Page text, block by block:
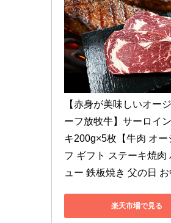
【赤身が美味しいオー
ーフ放牧牛】サーロイ
キ200g×5枚【牛肉 オー
フ ギフト ステーキ焼肉
ュー 鉄板焼き 父の日 お
楽天市場で見る